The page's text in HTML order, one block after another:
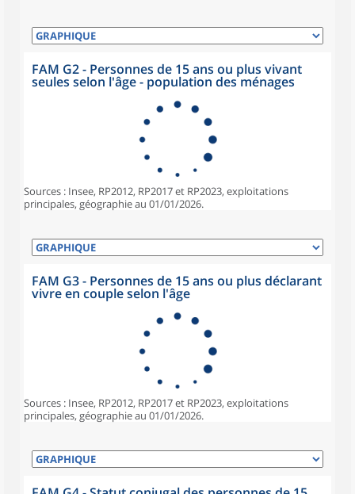
FAM G2 - Personnes de 15 ans ou plus vivant
seules selon l'âge - population des ménages
Sources : Insee, RP2012, RP2017 et RP2023, exploitations
principales, géographie au 01/01/2026.
FAM G3 - Personnes de 15 ans ou plus déclarant
vivre en couple selon l'âge
Sources : Insee, RP2012, RP2017 et RP2023, exploitations
principales, géographie au 01/01/2026.